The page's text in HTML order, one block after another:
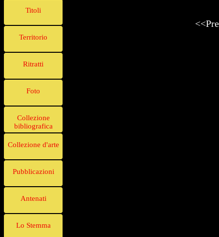
Titoli
Territorio
Ritratti
Foto
Collezione
bibliografica
Collezione d'arte
Pubblicazioni
Antenati
Lo Stemma